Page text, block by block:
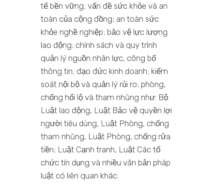
tế bền vững; vấn đề sức khỏe và an
toàn của cộng đồng; an toàn sức
khỏe nghề nghiệp; bảo vệ lực lượng
lao động; chính sách và quy trình
quản lý nguồn nhân lực, công bố
thông tin; đạo đức kinh doanh; kiểm
soát nội bộ và quản lý rủi ro; phòng,
chống hối lộ và tham nhũng như: Bộ
Luật lao động, Luật Bảo vệ quyền lợi
người tiêu dùng, Luật Phòng, chống
tham nhũng, Luật Phòng, chống rửa
tiền; Luật Cạnh tranh, Luật Các tổ
chức tín dụng và nhiều văn bản pháp
luật có liên quan khác.